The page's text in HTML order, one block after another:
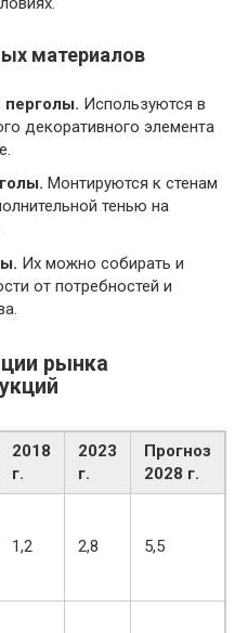
материалов
Используются в
декоративного элемента
Монтируются к стенам
тенью на
Их можно собирать и
от потребностей и
рынка
2018
г.
2023
г.
Прогноз
2028 г.
1,2 2,8 5,5